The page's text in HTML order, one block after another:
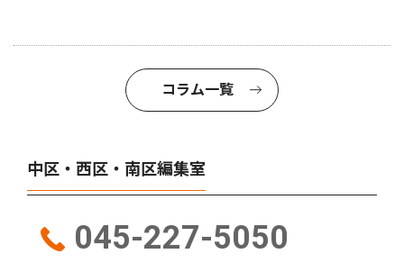
コラム一覧
中区・西区・南区編集室
045-227-5050